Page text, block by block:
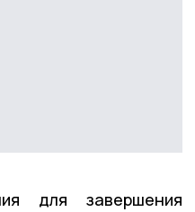
для завершения